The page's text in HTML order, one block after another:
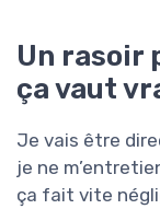
Un rasoir
ça vaut
Je vais être
je ne
ça fait vite